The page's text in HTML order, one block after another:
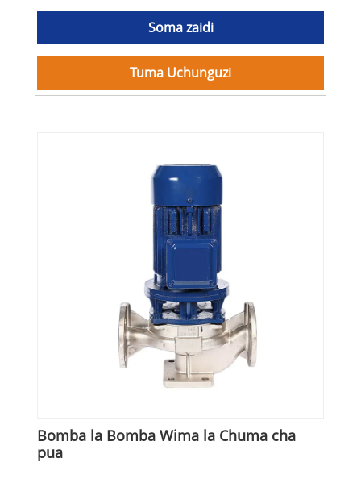
Soma zaidi
Tuma Uchunguzi
Bomba la Bomba Wima la Chuma cha
pua